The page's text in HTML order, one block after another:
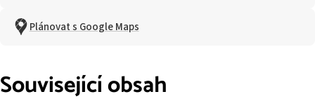
Plánovat s Google Maps
Související obsah